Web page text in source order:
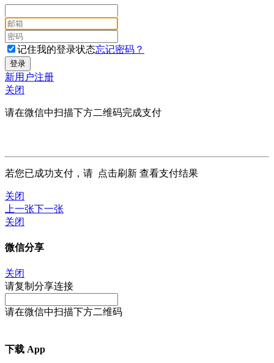
记住我的登录状态忘记密码？
新用户注册
关闭
请在微信中扫描下方二维码完成支付
若您已成功支付，请 点击刷新 查看支付结果
关闭
上一张下一张
关闭
微信分享
关闭
请复制分享连接
请在微信中扫描下方二维码
下载 App